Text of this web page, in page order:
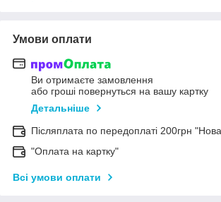
Умови оплати
Ви отримаєте замовлення
або гроші повернуться на вашу картку
Детальніше
Післяплата по передоплаті 200грн
"Оплата на картку"
Всі умови оплати